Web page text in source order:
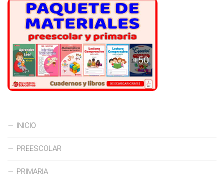
INICIO
PREESCOLAR
PRIMARIA